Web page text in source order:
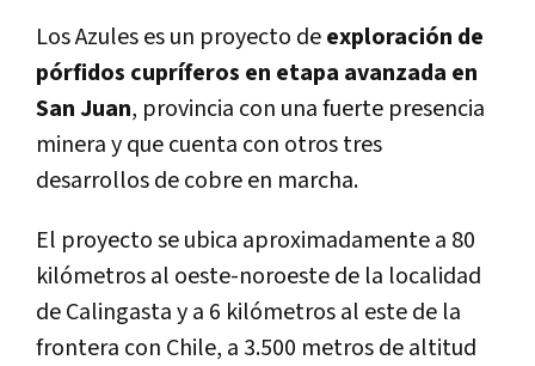
Los Azules es un proyecto deexploración de
pórfidos cupríferos en etapa avanzada en
San Juan, provincia con una fuerte presencia
minera y que cuenta con otros tres
desarrollos de cobre en marcha.
El proyecto se ubica aproximadamente a 80
kilómetros al oeste-noroeste de la localidad
de Calingasta y a 6 kilómetros al este de la
frontera con Chile, a 3.500 metros de altitud